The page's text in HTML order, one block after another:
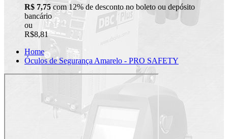
R$ 7,75com 12% de desconto no boleto ou depósito
bancário
ou
R$8,81
Home
Óculos de Segurança Amarelo - PRO SAFETY